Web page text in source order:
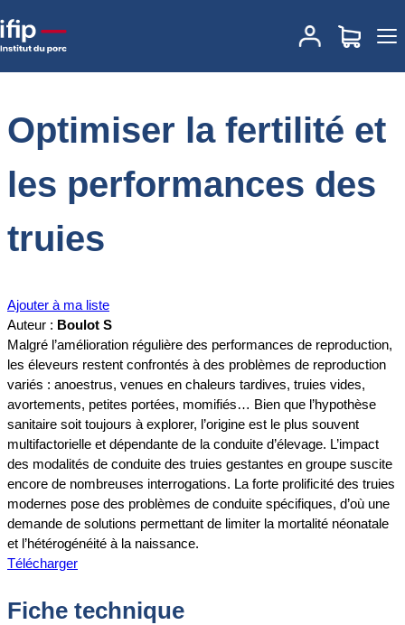
Accueil
Optimiser la fertilité et les performances
des truies
Optimiser la fertilité et
les performances des
truies
Ajouter à ma liste
Auteur : Boulot S
Malgré l’amélioration régulière des performances de reproduction,
les éleveurs restent confrontés à des problèmes de reproduction
variés : anoestrus, venues en chaleurs tardives, truies vides,
avortements, petites portées, momifiés… Bien que l’hypothèse
sanitaire soit toujours à explorer, l’origine est le plus souvent
multifactorielle et dépendante de la conduite d’élevage. L’impact
des modalités de conduite des truies gestantes en groupe suscite
encore de nombreuses interrogations. La forte prolificité des truies
modernes pose des problèmes de conduite spécifiques, d’où une
demande de solutions permettant de limiter la mortalité néonatale
et l’hétérogénéité à la naissance.
Télécharger
Fiche technique